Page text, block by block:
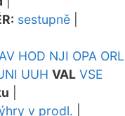
sestupně
HOD NJI OPA ORL
UUH VAL VSE
v prodl.